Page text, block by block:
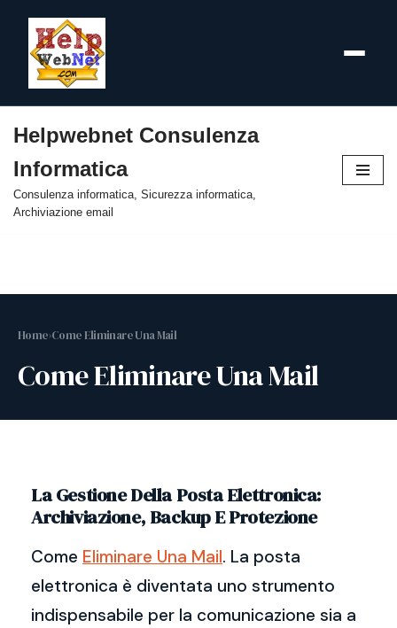
al
contenuto
Helpwebnet Consulenza
Informatica
Consulenza informatica, Sicurezza informatica,
Archiviazione email
Home›Come Eliminare Una Mail
Come Eliminare Una Mail
La Gestione Della Posta Elettronica:
Archiviazione, Backup E Protezione
Come Eliminare Una Mail. La posta
elettronica è diventata uno strumento
indispensabile per la comunicazione sia a